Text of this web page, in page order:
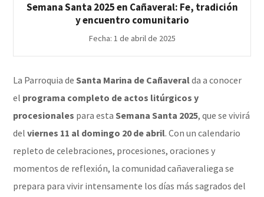
Semana Santa 2025 en Cañaveral: Fe, tradición
y encuentro comunitario
Fecha: 1 de abril de 2025
La Parroquia deSanta Marina de Cañaveralda a conocer
el programa completo de actos litúrgicos y
procesionales para estaSemana Santa 2025, que se vivirá
delviernes 11 al domingo 20 de abril. Con un calendario
repleto de celebraciones, procesiones, oraciones y
momentos de reflexión, la comunidad cañaveraliega se
prepara para vivir intensamente los días más sagrados del